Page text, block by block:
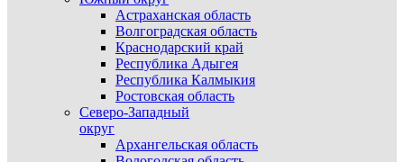
Астраханская область
Волгоградская область
Краснодарский край
Республика Адыгея
Республика Калмыкия
Ростовская область
Северо-Западный
округ
Архангельская область